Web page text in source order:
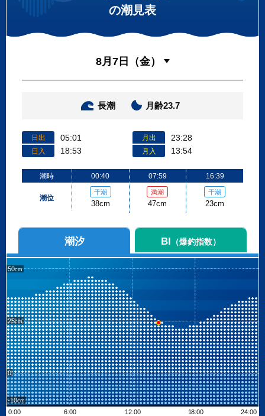
の潮見表
長潮 月齢23.7
日出 05:01
日入 18:53
月出 23:28
月入 13:54
潮時
潮位
00:40
干潮
38cm
07:59
満潮
47cm
16:39
干潮
23cm
潮汐 BI （爆釣指数）
50
25
0
-10
0:00
6:00 12:00 18:00 24:00